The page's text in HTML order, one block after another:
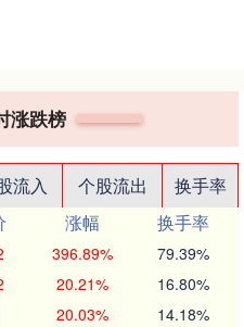
涨跌榜
流入 个股流出
换手率
涨幅
换手率
396.89% 79.39%
20.21% 16.80%
20.03% 14.18%